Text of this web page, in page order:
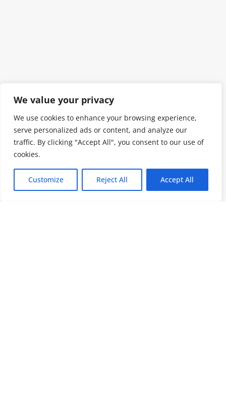
We value your privacy
We use cookies to enhance your browsing experience,
serve personalized ads or content, and analyze our
traffic. By clicking "Accept All", you consent to our use of
cookies.
Customize Reject All Accept All